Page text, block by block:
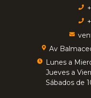
Av
Lunes a
Jueves a
Sábados de